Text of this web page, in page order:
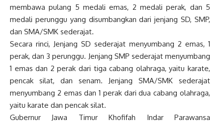
membawa pulang 5 medali emas, 2 medali perak, dan 5
medali perunggu yang disumbangkan dari jenjang SD, SMP,
dan SMA/SMK sederajat.
Secara rinci, Jenjang SD sederajat menyumbang 2 emas, 1
perak, dan 3 perunggu. Jenjang SMP sederajat menyumbang
1 emas dan 2 perak dari tiga cabang olahraga, yaitu karate,
pencak silat, dan senam. Jenjang SMA/SMK sederajat
menyumbang 2 emas dan 1 perak dari dua cabang olahraga,
yaitu karate dan pencak silat.
Gubernur Jawa Timur Khofifah Indar Parawansa